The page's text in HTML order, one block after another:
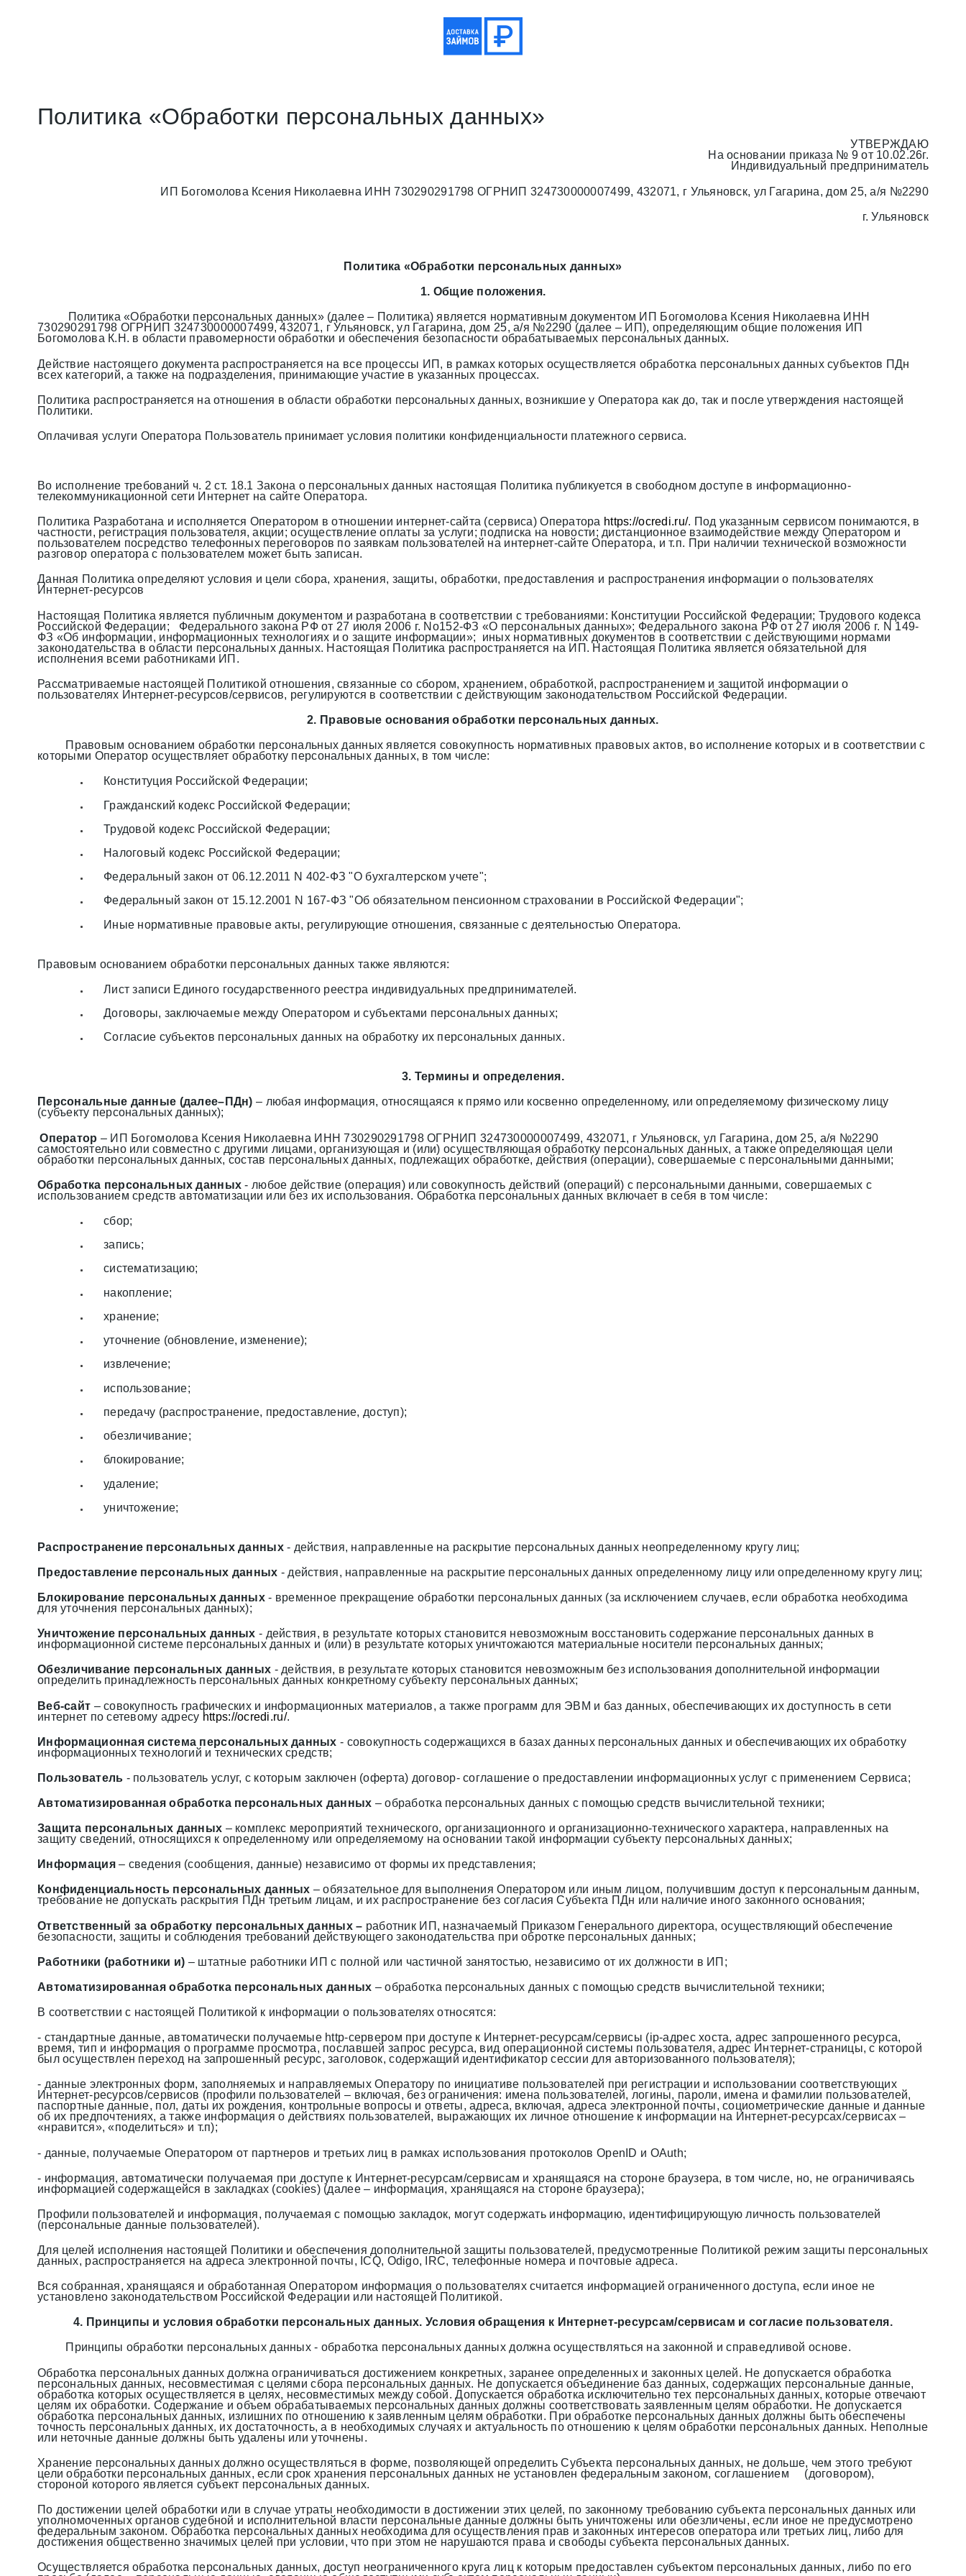
Политика «Обработки персональных данных»
УТВЕРЖДАЮ
На основании приказа № 9 от 10.02.26г.
Индивидуальный предприниматель
ИП Богомолова Ксения Николаевна ИНН 730290291798 ОГРНИП 324730000007499, 432071, г Ульяновск, ул Гагарина, дом 25, а/я №2290
г. Ульяновск
Политика «Обработки персональных данных»
1. Общие положения.
Политика «Обработки персональных данных» (далее – Политика) является нормативным документом ИП Богомолова Ксения Николаевна ИНН
730290291798 ОГРНИП 324730000007499, 432071, г Ульяновск, ул Гагарина, дом 25, а/я №2290 (далее – ИП), определяющим общие положения ИП
Богомолова К.Н. в области правомерности обработки и обеспечения безопасности обрабатываемых персональных данных.
Действие настоящего документа распространяется на все процессы ИП, в рамках которых осуществляется обработка персональных данных субъектов ПДн
всех категорий, а также на подразделения, принимающие участие в указанных процессах.
Политика распространяется на отношения в области обработки персональных данных, возникшие у Оператора как до, так и после утверждения настоящей
Политики.
Оплачивая услуги Оператора Пользователь принимает условия политики конфиденциальности платежного сервиса.
Во исполнение требований ч. 2 ст. 18.1 Закона о персональных данных настоящая Политика публикуется в свободном доступе в информационно-
телекоммуникационной сети Интернет на сайте Оператора.
Политика Разработана и исполняется Оператором в отношении интернет-сайта (сервиса) Оператора https://ocredi.ru/. Под указанным сервисом понимаются, в
частности, регистрация пользователя, акции; осуществление оплаты за услуги; подписка на новости; дистанционное взаимодействие между Оператором и
пользователем посредство телефонных переговоров по заявкам пользователей на интернет-сайте Оператора, и т.п. При наличии технической возможности
разговор оператора с пользователем может быть записан.
Данная Политика определяют условия и цели сбора, хранения, защиты, обработки, предоставления и распространения информации о пользователях
Интернет-ресурсов
Настоящая Политика является публичным документом и разработана в соответствии с требованиями: Конституции Российской Федерации; Трудового кодекса
Российской Федерации; Федерального закона РФ от 27 июля 2006 г. No152-ФЗ «О персональных данных»; Федерального закона РФ от 27 июля 2006 г. N 149-
ФЗ «Об информации, информационных технологиях и о защите информации»; иных нормативных документов в соответствии с действующими нормами
законодательства в области персональных данных. Настоящая Политика распространяется на ИП. Настоящая Политика является обязательной для
исполнения всеми работниками ИП.
Рассматриваемые настоящей Политикой отношения, связанные со сбором, хранением, обработкой, распространением и защитой информации о
пользователях Интернет-ресурсов/сервисов, регулируются в соответствии с действующим законодательством Российской Федерации.
2. Правовые основания обработки персональных данных.
Правовым основанием обработки персональных данных является совокупность нормативных правовых актов, во исполнение которых и в соответствии с
которыми Оператор осуществляет обработку персональных данных, в том числе:
Конституция Российской Федерации;
Гражданский кодекс Российской Федерации;
Трудовой кодекс Российской Федерации;
Налоговый кодекс Российской Федерации;
Федеральный закон от 06.12.2011 N 402-ФЗ "О бухгалтерском учете";
Федеральный закон от 15.12.2001 N 167-ФЗ "Об обязательном пенсионном страховании в Российской Федерации";
Иные нормативные правовые акты, регулирующие отношения, связанные с деятельностью Оператора.
Правовым основанием обработки персональных данных также являются:
Лист записи Единого государственного реестра индивидуальных предпринимателей.
Договоры, заключаемые между Оператором и субъектами персональных данных;
Согласие субъектов персональных данных на обработку их персональных данных.
3. Термины и определения.
Персональные данные (далее–ПДн) – любая информация, относящаяся к прямо или косвенно определенному, или определяемому физическому лицу
(субъекту персональных данных);
Оператор – ИП Богомолова Ксения Николаевна ИНН 730290291798 ОГРНИП 324730000007499, 432071, г Ульяновск, ул Гагарина, дом 25, а/я №2290
самостоятельно или совместно с другими лицами, организующая и (или) осуществляющая обработку персональных данных, а также определяющая цели
обработки персональных данных, состав персональных данных, подлежащих обработке, действия (операции), совершаемые с персональными данными;
Обработка персональных данных - любое действие (операция) или совокупность действий (операций) с персональными данными, совершаемых с
использованием средств автоматизации или без их использования. Обработка персональных данных включает в себя в том числе:
сбор;
запись;
систематизацию;
накопление;
хранение;
уточнение (обновление, изменение);
извлечение;
использование;
передачу (распространение, предоставление, доступ);
обезличивание;
блокирование;
удаление;
уничтожение;
Распространение персональных данных- действия, направленные на раскрытие персональных данных неопределенному кругу лиц;
Предоставление персональных данных - действия, направленные на раскрытие персональных данных определенному лицу или определенному кругу лиц;
Блокирование персональных данных- временное прекращение обработки персональных данных (за исключением случаев, если обработка необходима
для уточнения персональных данных);
Уничтожение персональных данных - действия, в результате которых становится невозможным восстановить содержание персональных данных в
информационной системе персональных данных и (или) в результате которых уничтожаются материальные носители персональных данных;
Обезличивание персональных данных - действия, в результате которых становится невозможным без использования дополнительной информации
определить принадлежность персональных данных конкретному субъекту персональных данных;
Веб-сайт – совокупность графических и информационных материалов, а также программ для ЭВМ и баз данных, обеспечивающих их доступность в сети
интернет по сетевому адресу https://ocredi.ru/.
Информационная система персональных данных - совокупность содержащихся в базах данных персональных данных и обеспечивающих их обработку
информационных технологий и технических средств;
Пользователь - пользователь услуг, с которым заключен (оферта) договор- соглашение о предоставлении информационных услуг с применением Сервиса;
Автоматизированная обработка персональных данных – обработка персональных данных с помощью средств вычислительной техники;
Защита персональных данных – комплекс мероприятий технического, организационного и организационно-технического характера, направленных на
защиту сведений, относящихся к определенному или определяемому на основании такой информации субъекту персональных данных;
Информация– сведения (сообщения, данные) независимо от формы их представления;
Конфиденциальность персональных данных – обязательное для выполнения Оператором или иным лицом, получившим доступ к персональным данным,
требование не допускать раскрытия ПДн третьим лицам, и их распространение без согласия Субъекта ПДн или наличие иного законного основания;
Ответственный за обработку персональных данных – работник ИП, назначаемый Приказом Генерального директора, осуществляющий обеспечение
безопасности, защиты и соблюдения требований действующего законодательства при обротке персональных данных;
Работники (работники и) – штатные работники ИП с полной или частичной занятостью, независимо от их должности в ИП;
Автоматизированная обработка персональных данных – обработка персональных данных с помощью средств вычислительной техники;
В соответствии с настоящей Политикой к информации о пользователях относятся:
- стандартные данные, автоматически получаемые http-сервером при доступе к Интернет-ресурсам/сервисы (ip-адрес хоста, адрес запрошенного ресурса,
время, тип и информация о программе просмотра, пославшей запрос ресурса, вид операционной системы пользователя, адрес Интернет-страницы, с которой
был осуществлен переход на запрошенный ресурс, заголовок, содержащий идентификатор сессии для авторизованного пользователя);
- данные электронных форм, заполняемых и направляемых Оператору по инициативе пользователей при регистрации и использовании соответствующих
Интернет-ресурсов/сервисов (профили пользователей – включая, без ограничения: имена пользователей, логины, пароли, имена и фамилии пользователей,
паспортные данные, пол, даты их рождения, контрольные вопросы и ответы, адреса, включая, адреса электронной почты, социометрические данные и данные
об их предпочтениях, а также информация о действиях пользователей, выражающих их личное отношение к информации на Интернет-ресурсах/сервисах –
«нравится», «поделиться» и т.п);
- данные, получаемые Оператором от партнеров и третьих лиц в рамках использования протоколов OpenID и OAuth;
- информация, автоматически получаемая при доступе к Интернет-ресурсам/сервисам и хранящаяся на стороне браузера, в том числе, но, не ограничиваясь
информацией содержащейся в закладках (cookies) (далее – информация, хранящаяся на стороне браузера);
Профили пользователей и информация, получаемая с помощью закладок, могут содержать информацию, идентифицирующую личность пользователей
(персональные данные пользователей).
Для целей исполнения настоящей Политики и обеспечения дополнительной защиты пользователей, предусмотренные Политикой режим защиты персональных
данных, распространяется на адреса электронной почты, ICQ, Odigo, IRC, телефонные номера и почтовые адреса.
Вся собранная, хранящаяся и обработанная Оператором информация о пользователях считается информацией ограниченного доступа, если иное не
установлено законодательством Российской Федерации или настоящей Политикой.
4. Принципы и условия обработки персональных данных. Условия обращения к Интернет-ресурсам/сервисам и согласие пользователя.
Принципы обработки персональных данных - обработка персональных данных должна осуществляться на законной и справедливой основе.
Обработка персональных данных должна ограничиваться достижением конкретных, заранее определенных и законных целей. Не допускается обработка
персональных данных, несовместимая с целями сбора персональных данных. Не допускается объединение баз данных, содержащих персональные данные,
обработка которых осуществляется в целях, несовместимых между собой. Допускается обработка исключительно тех персональных данных, которые отвечают
целям их обработки. Содержание и объем обрабатываемых персональных данных должны соответствовать заявленным целям обработки. Не допускается
обработка персональных данных, излишних по отношению к заявленным целям обработки. При обработке персональных данных должны быть обеспечены
точность персональных данных, их достаточность, а в необходимых случаях и актуальность по отношению к целям обработки персональных данных. Неполные
или неточные данные должны быть удалены или уточнены.
Хранение персональных данных должно осуществляться в форме, позволяющей определить Субъекта персональных данных, не дольше, чем этого требуют
цели обработки персональных данных, если срок хранения персональных данных не установлен федеральным законом, соглашением (договором),
стороной которого является субъект персональных данных.
По достижении целей обработки или в случае утраты необходимости в достижении этих целей, по законному требованию субъекта персональных данных или
уполномоченных органов судебной и исполнительной власти персональные данные должны быть уничтожены или обезличены, если иное не предусмотрено
федеральным законом. Обработка персональных данных необходима для осуществления прав и законных интересов оператора или третьих лиц, либо для
достижения общественно значимых целей при условии, что при этом не нарушаются права и свободы субъекта персональных данных.
Осуществляется обработка персональных данных, доступ неограниченного круга лиц к которым предоставлен субъектом персональных данных, либо по его